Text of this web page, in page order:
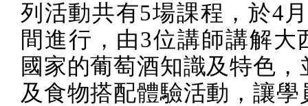
列活動共有5場課程，於4
間進行，由3位講師講解大
國家的葡萄酒知識及特色，
及食物搭配體驗活動，讓學